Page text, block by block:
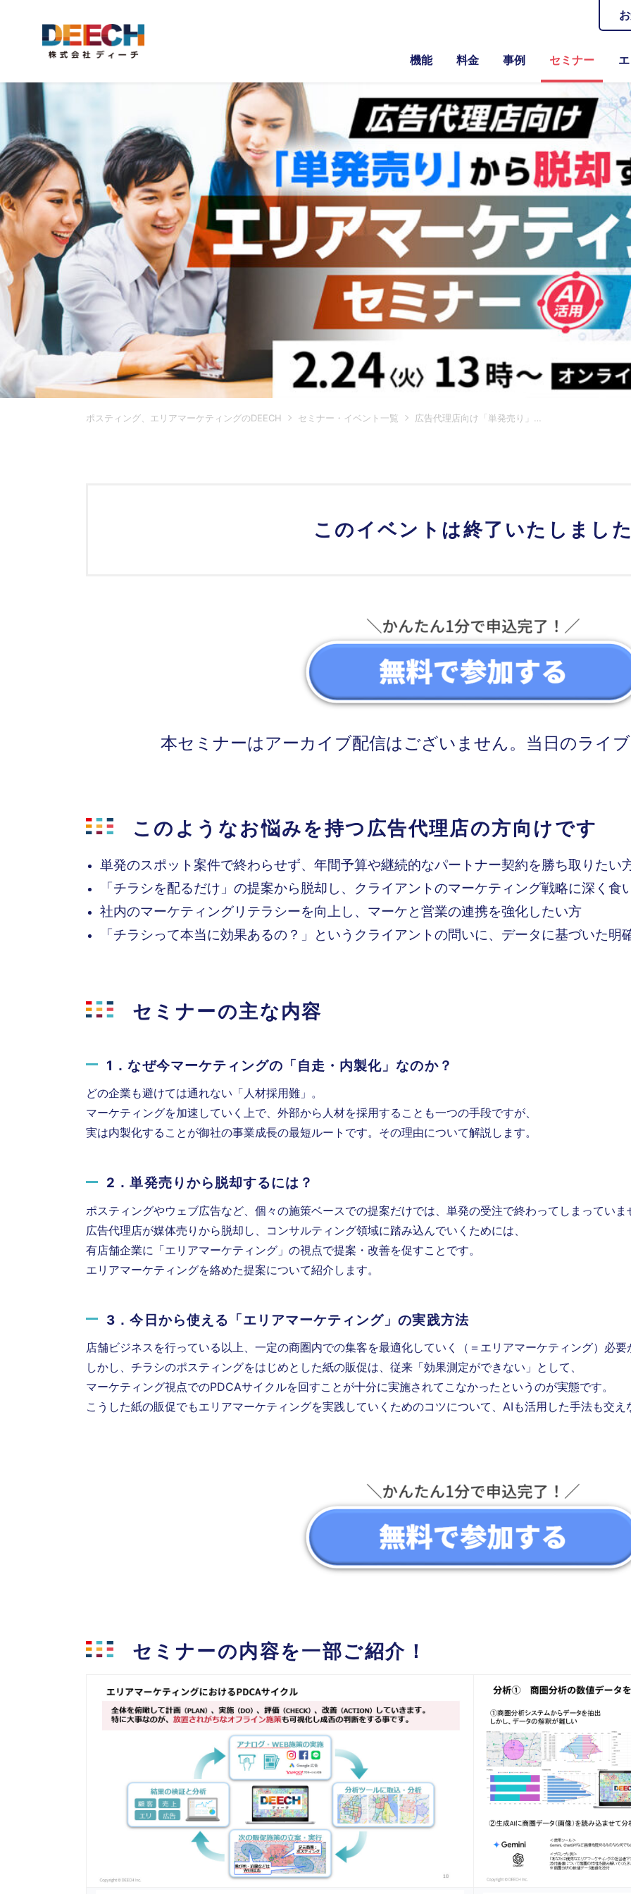
機能 料金 事例 セミナー
ポスティング、エリアマーケティングのDEECH セミナー・イベント一覧 広告代理店向け「単発売り」から脱却する エリアマーケティングセミナー
このイベントは終了いたしまし
本セミナーはアーカイブ配信はございません。当日のライ
このようなお悩みを持つ広告代理店の方向けです
単発のスポット案件で終わらせず、年間予算や継続的なパートナー契約を勝ち取りたい
「チラシを配るだけ」の提案から脱却し、クライアントのマーケティング戦略に深く食
社内のマーケティングリテラシーを向上し、マーケと営業の連携を強化したい方
「チラシって本当に効果あるの？」というクライアントの問いに、データに基づいた
セミナーの主な内容
1．なぜ今マーケティングの「自走・内製化」なのか？
どの企業も避けては通れない「人材採用難」。
マーケティングを加速していく上で、外部から人材を採用することも一つの手段ですが、
実は内製化することが御社の事業成長の最短ルートです。その理由について解説します。
2．単発売りから脱却するには？
ポスティングやウェブ広告など、個々の施策ベースでの提案だけでは、単発の受注で終わってしまっていま
広告代理店が媒体売りから脱却し、コンサルティング領域に踏み込んでいくためには、
有店舗企業に「エリアマーケティング」の視点で提案・改善を促すことです。
エリアマーケティングを絡めた提案について紹介します。
3．今日から使える「エリアマーケティング」の実践方法
店舗ビジネスを行っている以上、一定の商圏内での集客を最適化していく（＝エリアマーケティング）必要
しかし、チラシのポスティングをはじめとした紙の販促は、従来「効果測定ができない」として、
マーケティング視点でのPDCAサイクルを回すことが十分に実施されてこなかったというのが実態です。
こうした紙の販促でもエリアマーケティングを実践していくためのコツについて、AIも活用した手法も交え
セミナーの内容を一部ご紹介！